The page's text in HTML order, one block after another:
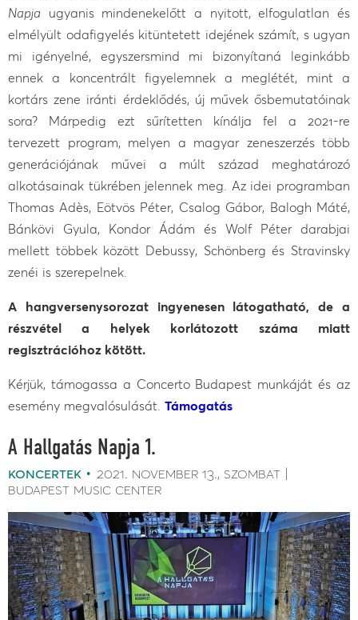
Napja ugyanis mindenekelőtt a nyitott, elfogulatlan és
elmélyült odafigyelés kitüntetett idejének számít, s ugyan
mi igényelné, egyszersmind mi bizonyítaná leginkább
ennek a koncentrált figyelemnek a meglétét, mint a
kortárs zene iránti érdeklődés, új művek ősbemutatóinak
sora? Márpedig ezt sűrítetten kínálja fel a 2021-re
tervezett program, melyen a magyar zeneszerzés több
generációjának művei a múlt század meghatározó
alkotásainak tükrében jelennek meg. Az idei programban
Thomas Adès, Eötvös Péter, Csalog Gábor, Balogh Máté,
Bánkövi Gyula, Kondor Ádám és Wolf Péter darabjai
mellett többek között Debussy, Schönberg és Stravinsky
zenéi is szerepelnek.
A hangversenysorozat ingyenesen látogatható, de a
részvétel a helyek korlátozott száma miatt
regisztrációhoz kötött.
Kérjük, támogassa a Concerto Budapest munkáját és az
esemény megvalósulását. Támogatás
A Hallgatás Napja 1.
koncertek 2021. november 13. szombat
budapest music center